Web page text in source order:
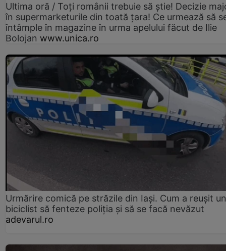
Ultima oră / Toți românii trebuie să știe! Decizie
în supermarketurile din toată țara! Ce urmează să
întâmple în magazine în urma apelului făcut de Ilie
Bolojan www.unica.ro
Urmărire comică pe străzile din Iași. Cum a reușit un
biciclist să fenteze poliția și să se facă nevăzut
adevarul.ro